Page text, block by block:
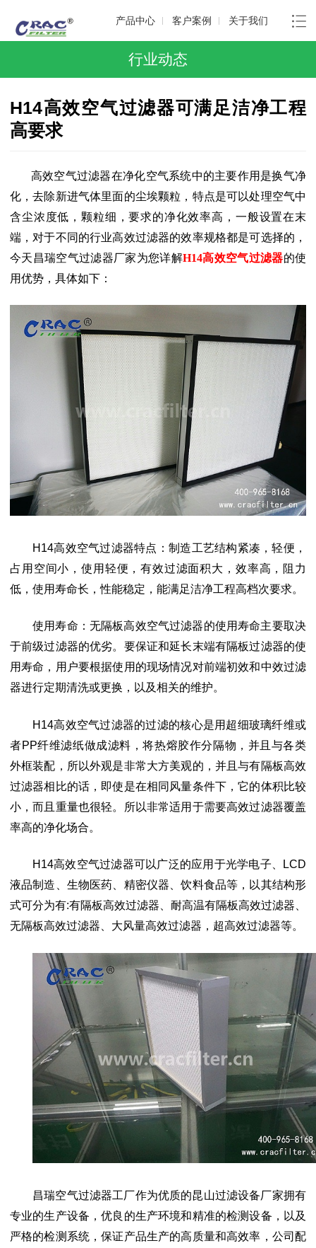
产品中心 客户案例 关于我们
行业动态
H14高效空气过滤器可满足洁净工程
高要求
高效空气过滤器在净化空气系统中的主要作用是换气净
化，去除新进气体里面的尘埃颗粒，特点是可以处理空气中
含尘浓度低，颗粒细，要求的净化效率高，一般设置在末
端，对于不同的行业高效过滤器的效率规格都是可选择的，
今天昌瑞空气过滤器厂家为您详解H14高效空气过滤器的使
用优势，具体如下：
H14高效空气过滤器特点：制造工艺结构紧凑，轻便，
占用空间小，使用轻便，有效过滤面积大，效率高，阻力
低，使用寿命长，性能稳定，能满足洁净工程高档次要求。
使用寿命：无隔板高效空气过滤器的使用寿命主要取决
于前级过滤器的优劣。要保证和延长末端有隔板过滤器的使
用寿命，用户要根据使用的现场情况对前端初效和中效过滤
器进行定期清洗或更换，以及相关的维护。
H14高效空气过滤器的过滤的核心是用超细玻璃纤维或
者PP纤维滤纸做成滤料，将热熔胶作分隔物，并且与各类
外框装配，所以外观是非常大方美观的，并且与有隔板高效
过滤器相比的话，即使是在相同风量条件下，它的体积比较
小，而且重量也很轻。所以非常适用于需要高效过滤器覆盖
率高的净化场合。
H14高效空气过滤器可以广泛的应用于光学电子、
LCD
液品制造、生物医药、精密仪器、饮料食品等，以其结构形
式可分为有:有隔板高效过滤器、耐高温有隔板高效过滤器、
无隔板高效过滤器、大风量高效过滤器，超高效过滤器等。
昌瑞空气过滤器工厂作为优质的昆山过滤设备厂家拥有
专业的生产设备，优良的生产环境和精准的检测设备，以及
严格的检测系统，保证产品生产的高质量和高效率，公司配